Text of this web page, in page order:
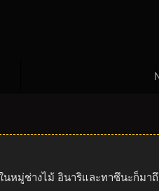
ช่างไม้ อินาริและทาซึนะก็มาถึ